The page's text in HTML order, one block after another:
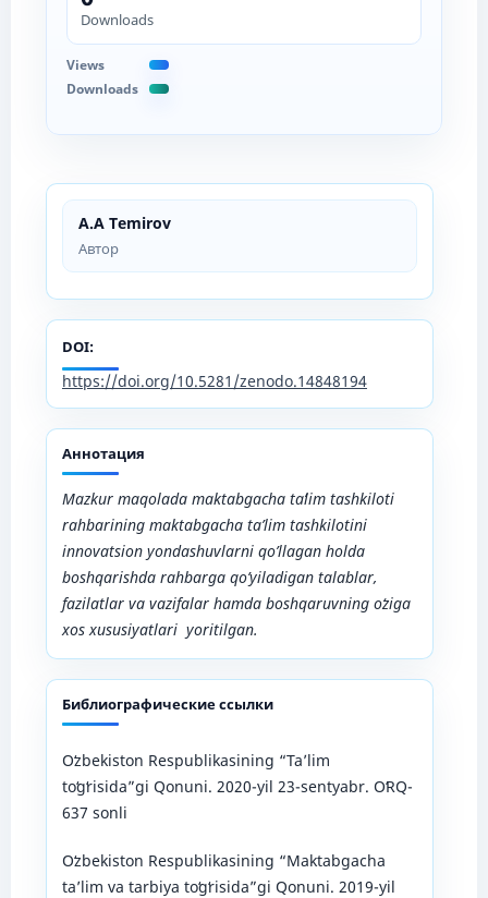
A.A Temirov
Автор
DOI:
https://doi.org/10.5281/zenodo.14848194
Аннотация
Mazkur maqolada maktabgacha taʼlim tashkiloti
rahbarining maktabgacha ta’lim tashkilotini
innovatsion yondashuvlarni qo’llagan holda
boshqarishda rahbarga qo’yiladigan talablar,
fazilatlar va vazifalar hamda boshqaruvning oʻziga
xos xususiyatlari yoritilgan.
Библиографические ссылки
Oʻzbekiston Respublikasining “Taʼlim
toʻgʻrisida”gi Qonuni. 2020-yil 23-sentyabr. OʻRQ-
637 sonli
Oʻzbekiston Respublikasining “Maktabgacha
taʼlim va tarbiya toʻgʻrisida”gi Qonuni. 2019-yil
Downloads
Views
Downloads